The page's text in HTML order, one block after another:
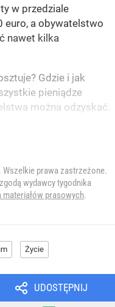
w przedziale
euro, a obywatelstwo
nawet kilka
Gdzie i jak
pieniądze
można odzyskać.
prawa zastrzeżone.
wydawcy tygodnika
materiałów prasowych.
Życie
UDOSTĘPNIJ